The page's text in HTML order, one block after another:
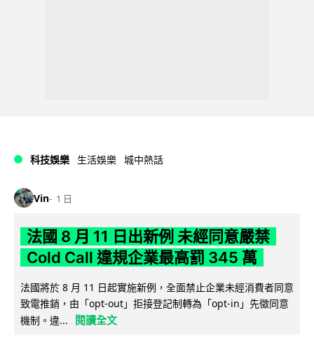
科技娛樂 生活娛樂 城中熱話
Vin 1 日
法國 8 月 11 日出新例 未經同意嚴禁
Cold Call 違規企業最高罰 345 萬
法國將於 8 月 11 日起實施新例，全面禁止企業未經消費者同意
致電推銷，由「opt-out」拒接登記制轉為「opt-in」先徵同意
機制。違...
閱讀全文